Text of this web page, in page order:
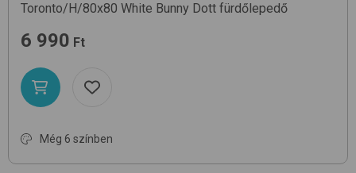
Toronto/H/80x80 White Bunny Dott fürdőlepedő
6 990 Ft
Még 6 színben